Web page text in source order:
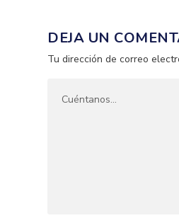
DEJA UN
Tu dirección de correo